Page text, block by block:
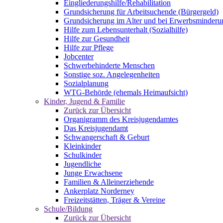
Eingliederungshilfe/Rehabilitation
Grundsicherung für Arbeitsuchende (Bürgergeld)
Grundsicherung im Alter und bei
Hilfe zum Lebensunterhalt (Sozialhilfe)
Hilfe zur Gesundheit
Hilfe zur Pflege
Jobcenter
Schwerbehinderte Menschen
Sonstige soz. Angelegenheiten
Sozialplanung
WTG-Behörde (ehemals Heimaufsicht)
Kinder, Jugend & Familie
Zurück zur Übersicht
Organigramm des Kreisjugendamtes
Das Kreisjugendamt
Schwangerschaft & Geburt
Kleinkinder
Schulkinder
Jugendliche
Junge Erwachsene
Familien & Alleinerziehende
Ankerplatz Norderney
Freizeitstätten, Träger & Vereine
Schule/Bildung
Zurück zur Übersicht